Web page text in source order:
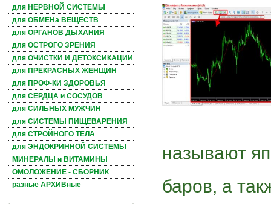
для НЕРВНОЙ СИСТЕМЫ
для ОБМЕНа ВЕЩЕСТВ
для ОРГАНОВ ДЫХАНИЯ
для ОСТРОГО ЗРЕНИЯ
для ОЧИСТКИ И ДЕТОКСИКАЦИИ
для ПРЕКРАСНЫХ ЖЕНЩИН
для ПРОФ-КИ ЗДОРОВЬЯ
для СЕРДЦА и СОСУДОВ
для СИЛЬНЫХ МУЖЧИН
для СИСТЕМЫ ПИЩЕВАРЕНИЯ
для СТРОЙНОГО ТЕЛА
для ЭНДОКРИННОЙ СИСТЕМЫ
МИНЕРАЛЫ и ВИТАМИНЫ
ОМОЛОЖЕНИЕ - СБОРНИК
разные АРХИВные
называют
баров, а